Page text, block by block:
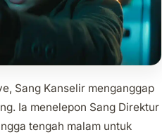
Sang Kanselir menganggap
Ia menelepon Sang Direktur
tengah malam untuk